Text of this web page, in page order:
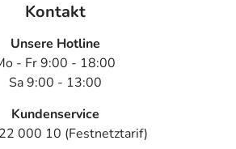
Kontakt
Unsere Hotline
- Fr 9:00 - 18:00
Sa 9:00 - 13:00
Kundenservice
000 10 (Festnetztarif)